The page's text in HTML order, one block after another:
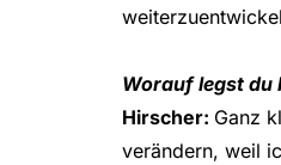
Worauf legst du
Hirscher: Ganz
verändern, weil